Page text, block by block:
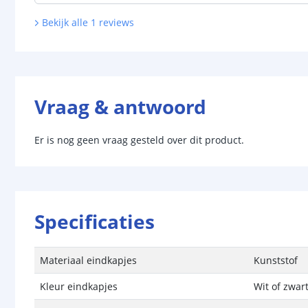
Bekijk alle 1 reviews
Vraag & antwoord
Er is nog geen vraag gesteld over dit product.
Specificaties
Materiaal eindkapjes
Kunststof
Kleur eindkapjes
Wit of zwart